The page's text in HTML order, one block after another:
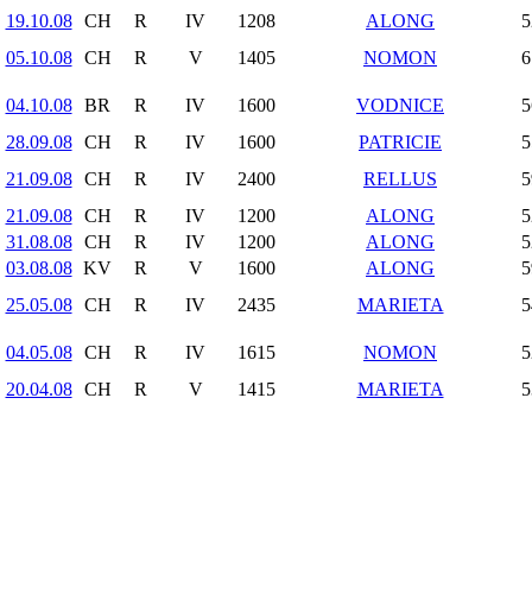
19.10.08
CH R IV 1208 ALONG
05.10.08
CH R V 1405 NOMON
04.10.08 BR R IV 1600 VODNICE
28.09.08
CH R IV 1600 PATRICIE
21.09.08
CH R IV 2400 RELLUS
21.09.08
CH R IV 1200 ALONG
31.08.08
CH R IV 1200 ALONG
03.08.08 KV R V 1600 ALONG
25.05.08
CH R IV 2435 MARIETA
04.05.08 CH R IV 1615 NOMON
20.04.08
CH R V 1415 MARIETA